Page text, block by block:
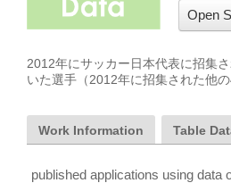
Open
2012年にサッカー日本代表に招集
いた選手（2012年に招集された他
Work Information Table
published applications using data